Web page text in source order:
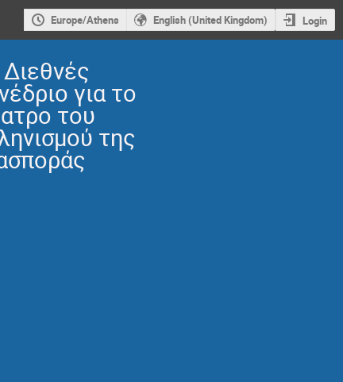
Europe/Athens English (United Kingdom) Login
για το
του
της